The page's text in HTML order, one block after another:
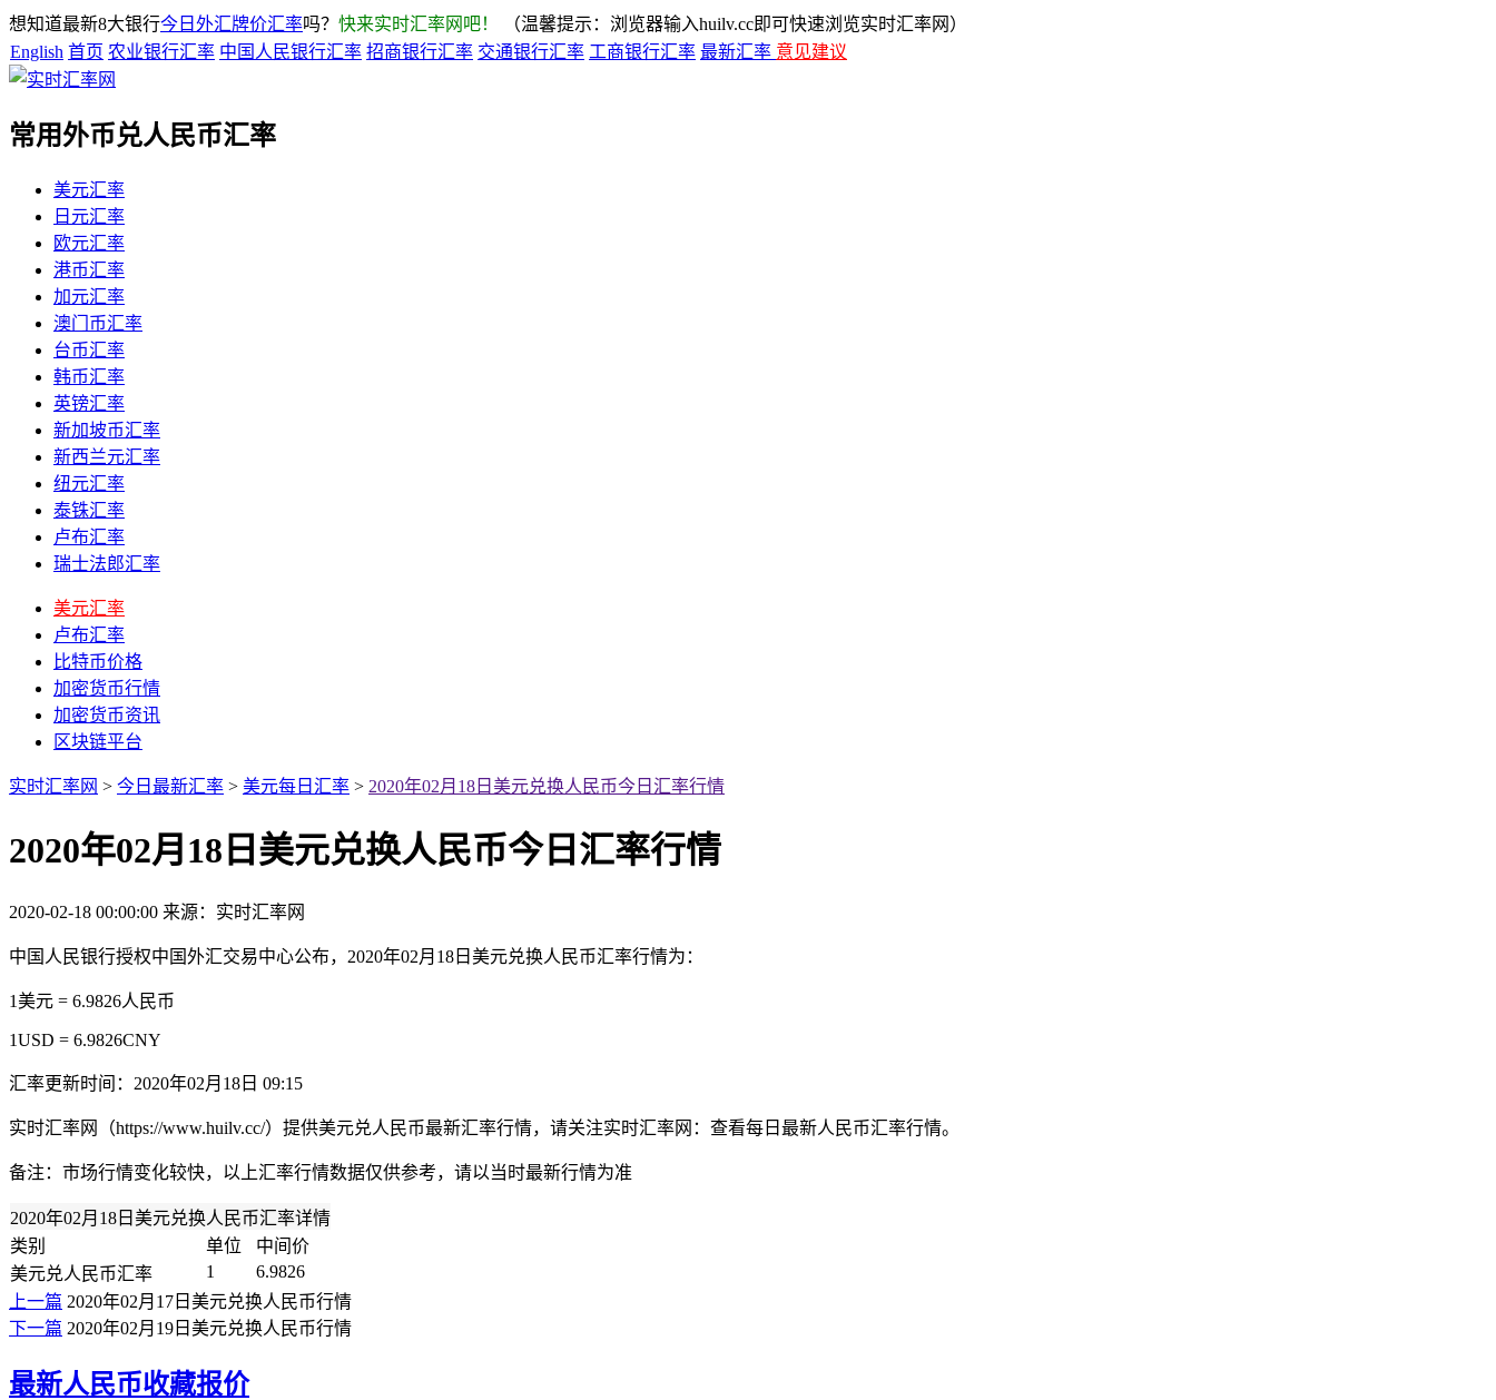
想知道最新8大银行今日外汇牌价汇率吗？ 快来实时汇率网吧！
（温馨提示：浏览器输入huilv.cc即可快速浏览实时汇率网）
English 首页 农业银行汇率 中国人民银行汇率 招商银行汇率 交通银行汇率 工商银行汇率 最新汇率 意见建议
常用外币兑人民币汇率
美元汇率
日元汇率
欧元汇率
港币汇率
加元汇率
澳门币汇率
台币汇率
韩币汇率
英镑汇率
新加坡币汇率
新西兰元汇率
纽元汇率
泰铢汇率
卢布汇率
瑞士法郎汇率
美元汇率
卢布汇率
比特币价格
加密货币行情
加密货币资讯
区块链平台
实时汇率网 > 今日最新汇率 > 美元每日汇率 > 2020年02月18日美元兑换人民币今日汇率行情
2020年02月18日美元兑换人民币今日汇率行情
2020-02-18 00:00:00 来源：实时汇率网
中国人民银行授权中国外汇交易中心公布，2020年02月18日美元兑换人民币汇率行情为：
1美元 = 6.9826人民币
1USD = 6.9826CNY
汇率更新时间：2020年02月18日 09:15
实时汇率网（https://www.huilv.cc/）提供美元兑人民币最新汇率行情，请关注实时汇率网：查看每日最新人民币汇率行情。
备注：市场行情变化较快，以上汇率行情数据仅供参考，请以当时最新行情为准
2020年02月18日美元兑换人民币汇率详情
类别
单位
中间价
美元兑人民币汇率
1
6.9826
上一篇 2020年02月17日美元兑换人民币行情
下一篇 2020年02月19日美元兑换人民币行情
最新人民币收藏报价